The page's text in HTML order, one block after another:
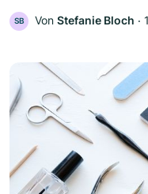
SB Von Stefanie Bloch ‧